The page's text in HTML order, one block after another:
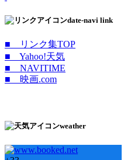
date-navi link
■ リンク集TOP
■ Yahoo!天気
■ NAVITIME
■ 映画.com
weather